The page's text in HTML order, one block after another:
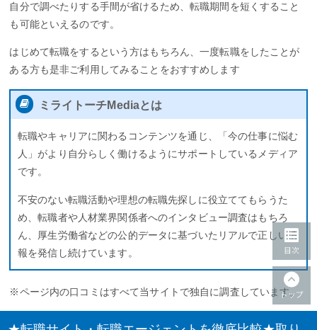
自分で調べたりする手間が省けるため、転職期間を短くすること
も可能といえるのです。
はじめて転職をするという方はもちろん、一度転職をしたことが
ある方も是非ご利用してみることをおすすめします
ミライトーチMediaとは
転職やキャリアに関わるコンテンツを通じ、「今の仕事に悩む
人」がより自分らしく働けるようにサポートしているメディア
です。
不安のない転職活動や理想の転職先探しに役立ててもらうた
め、転職者や人材業界関係者へのインタビュー調査はもちろ
ん、厚生労働省などの公的データに基づいたリアルで正しい情
報を発信し続けています。
※ページ内の口コミはすべて当サイトで独自に調査しています。